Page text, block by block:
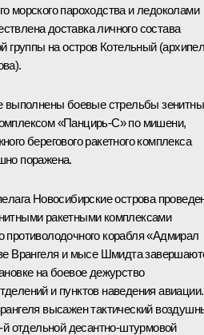
морского пароходства и ледоколами
доставка личного состава
группы на остров Котельный
выполнены боевые стрельбы
«Панцирь-С» по мишени,
берегового ракетного комплекса
поражена.
Новосибирские острова
ракетными комплексами
корабля «Адмирал
Врангеля и мысе Шмидта
на боевое дежурство
и пунктов наведения авиации.
высажен тактический
й отдельной десантно-штурмовой